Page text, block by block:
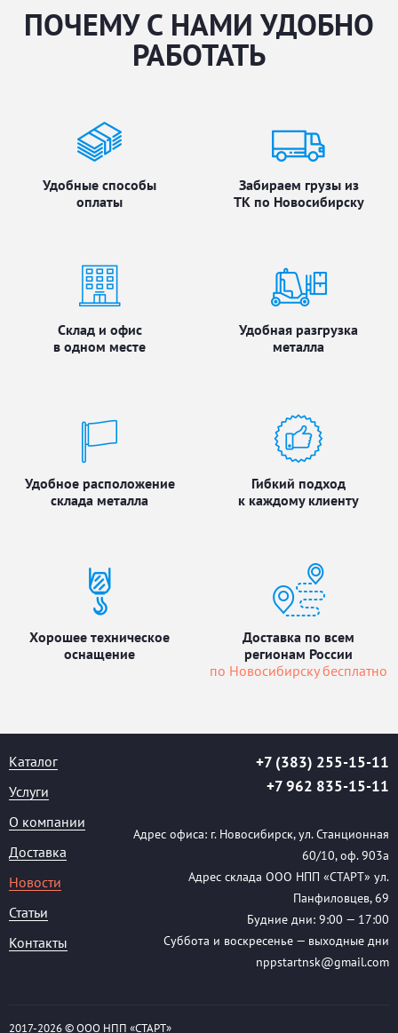
ПОЧЕМУ С НАМИ УДОБНО
РАБОТАТЬ
Удобные способы
оплаты
Забираем грузы из
ТК по Новосибирску
Склад и офис
в одном месте
Удобная разгрузка
металла
Удобное расположение
склада металла
Гибкий подход
к каждому клиенту
Хорошее техническое
оснащение
Доставка по всем
регионам России
по Новосибирску бесплатно
Каталог
Услуги
О компании
Доставка
Новости
Статьи
Контакты
+7 (383) 255-15-11
+7 962 835-15-11
Адрес офиса: г. Новосибирск, ул. Станционная
60/10, оф. 903а
Адрес склада ООО НПП «СТАРТ» ул.
Панфиловцев, 69
Будние дни: 9:00 — 17:00
Суббота и воскресенье — выходные дни
nppstartnsk@gmail.com
2017-2026 © ООО НПП «СТАРТ»